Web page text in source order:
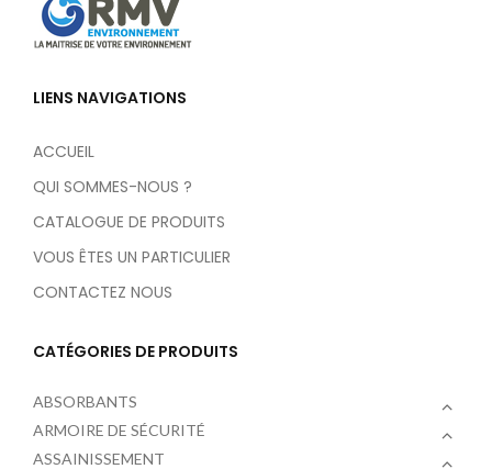
LIENS NAVIGATIONS
ACCUEIL
QUI SOMMES-NOUS ?
CATALOGUE DE PRODUITS
VOUS ÊTES UN PARTICULIER
CONTACTEZ NOUS
CATÉGORIES DE PRODUITS
ABSORBANTS
ARMOIRE DE SÉCURITÉ
ASSAINISSEMENT